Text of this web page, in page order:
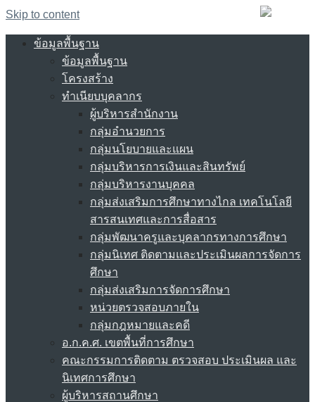
Skip to content
ข้อมูลพื้นฐาน
ข้อมูลพื้นฐาน
โครงสร้าง
ทำเนียบบุคลากร
ผู้บริหารสำนักงาน
กลุ่มอำนวยการ
กลุ่มนโยบายและแผน
กลุ่มบริหารการเงินและสินทรัพย์
กลุ่มบริหารงานบุคคล
กลุ่มส่งเสริมการศึกษาทางไกล เทคโนโลยี
สารสนเทศและการสื่อสาร
กลุ่มพัฒนาครูและบุคลากรทางการศึกษา
กลุ่มนิเทศ ติดตามและประเมินผลการจัดการ
ศึกษา
กลุ่มส่งเสริมการจัดการศึกษา
หน่วยตรวจสอบภายใน
กลุ่มกฎหมายและคดี
อ.ก.ค.ศ. เขตพื้นที่การศึกษา
คณะกรรมการติดตาม ตรวจสอบ ประเมินผล และ
นิเทศการศึกษา
ผู้บริหารสถานศึกษา